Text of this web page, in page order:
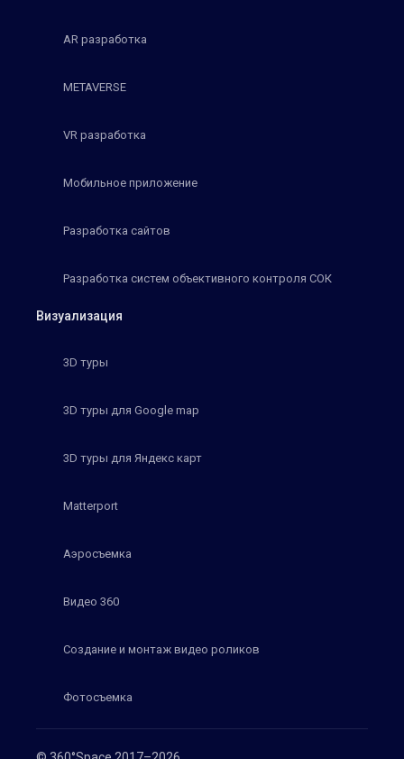
AR разработка
METAVERSE
VR разработка
Мобильное приложение
Разработка сайтов
Разработка систем объективного контроля СОК
Визуализация
3D туры
3D туры для Google map
3D туры для Яндекс карт
Matterport
Аэросъемка
Видео 360
Создание и монтаж видео роликов
Фотосъемка